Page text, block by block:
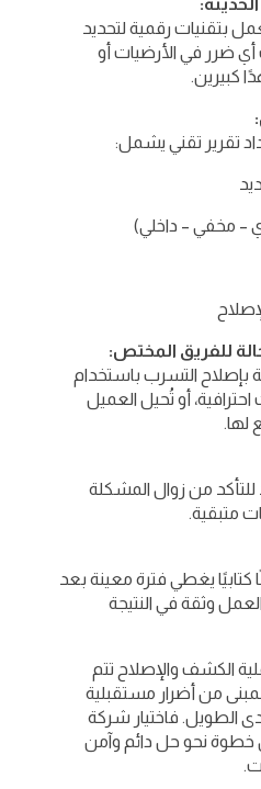
بتقنيات رقمية لتحديد
ضرر في الأرضيات أو
كبيرين.
تقرير تقني يشمل:
– مخفي – داخلي)
للفريق المختص:
بإصلاح التسرب باستخدام
أو تُحيل العميل
لها.
للتأكد من زوال المشكلة
متبقية.
كتابيًا يغطي فترة معينة بعد
وثقة في النتيجة
الكشف والإصلاح تتم
من أضرار مستقبلية
الطويل. فاختيار شركة
نحو حل دائم وآمن